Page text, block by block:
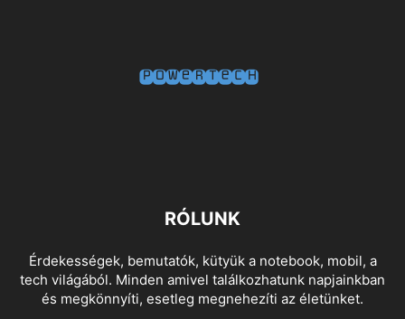
RÓLUNK
Érdekességek, bemutatók, kütyük a notebook, mobil, a
tech világából. Minden amivel találkozhatunk napjainkban
és megkönnyíti, esetleg megnehezíti az életünket.